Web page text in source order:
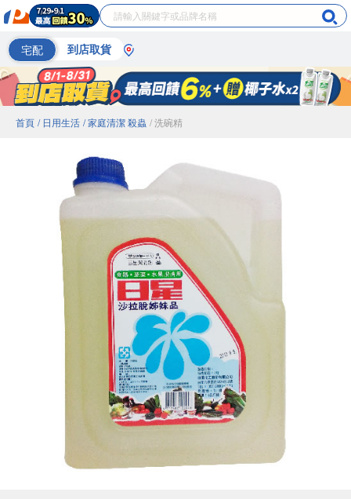
宅配 到店取貨
首頁 / 日用生活 / 家庭清潔 殺蟲 / 洗碗精